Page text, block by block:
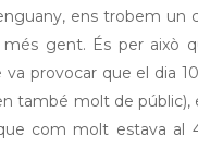
ens trobem un
gent. És per
provocar que el dia
també molt de públic),
com molt estava al